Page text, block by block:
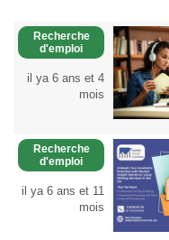
Recherche
d'emploi
il ya 6 ans et 4
mois
Recherche
d'emploi
il ya 6 ans et 11
mois